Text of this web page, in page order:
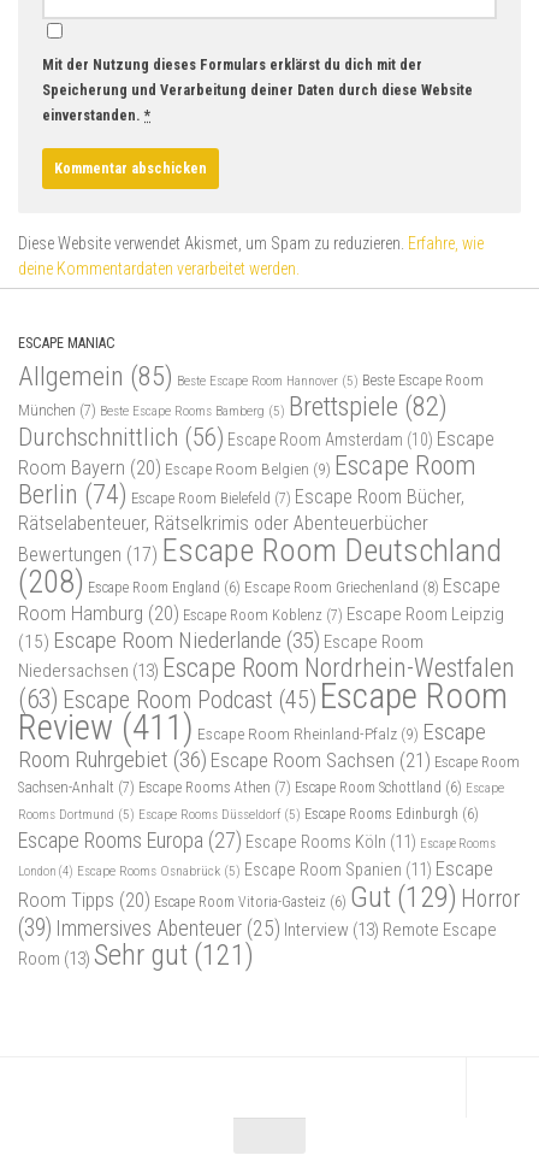
Mit der Nutzung dieses Formulars erklärst du dich mit der
Speicherung und Verarbeitung deiner Daten durch diese Website
einverstanden. *
Diese Website verwendet Akismet, um Spam zu reduzieren. Erfahre, wie
deine Kommentardaten verarbeitet werden.
ESCAPE MANIAC
Allgemein (85) Beste Escape Room Hannover (5) Beste Escape Room
München (7) Beste Escape Rooms Bamberg (5) Brettspiele (82)
Durchschnittlich (56) Escape Room Amsterdam (10) Escape
Room Bayern (20) Escape Room Belgien (9) Escape Room
Berlin (74) Escape Room Bielefeld (7) Escape Room Bücher,
Rätselabenteuer, Rätselkrimis oder Abenteuerbücher
Bewertungen (17) Escape Room Deutschland
(208) Escape Room England (6) Escape Room Griechenland (8) Escape
Room Hamburg (20) Escape Room Koblenz (7) Escape Room Leipzig
(15) Escape Room Niederlande (35) Escape Room
Niedersachsen (13) Escape Room Nordrhein-Westfalen
(63) Escape Room Podcast (45) Escape Room
Review (411) Escape Room Rheinland-Pfalz (9) Escape
Room Ruhrgebiet (36) Escape Room Sachsen (21) Escape Room
Sachsen-Anhalt (7) Escape Rooms Athen (7) Escape Room Schottland (6) Escape
Rooms Dortmund (5) Escape Rooms Düsseldorf (5) Escape Rooms Edinburgh (6)
Escape Rooms Europa (27) Escape Rooms Köln (11) Escape Rooms
London (4) Escape Rooms Osnabrück (5) Escape Room Spanien (11) Escape
Room Tipps (20) Escape Room Vitoria-Gasteiz (6) Gut (129) Horror
(39) Immersives Abenteuer (25) Interview (13) Remote Escape
Room (13) Sehr gut (121)